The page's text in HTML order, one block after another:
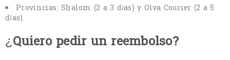
Provincias: Shalom (2 a 3 días) y Olva Courier (2 a 5
días).
¿Quiero pedir un reembolso?